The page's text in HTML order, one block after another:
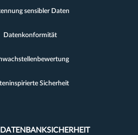
sensibler Daten
Datenkonformität
Sicherheit